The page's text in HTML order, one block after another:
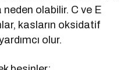
neden olabilir. C ve E
kasların oksidatif
olur.